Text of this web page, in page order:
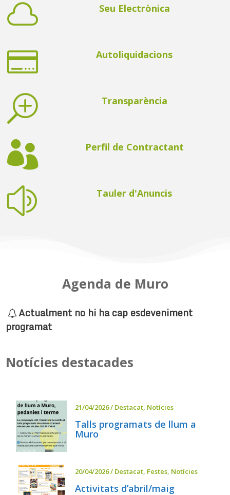
 Seu Electrònica
 Autoliquidacions
T Transparència
 Perfil de Contractant
z Tauler d'Anuncis
Agenda de Muro
Actualment no hi ha cap esdeveniment
programat
Notícies destacades
21/04/2026/ Destacat, Notícies
Talls programats de llum a
Muro
20/04/2026/ Destacat, Festes, Notícies
Activitats d’abril/maig